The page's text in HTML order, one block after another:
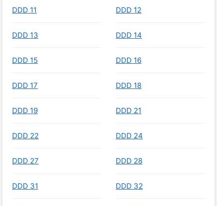
DDD 11 DDD 12
DDD 13 DDD 14
DDD 15 DDD 16
DDD 17 DDD 18
DDD 19 DDD 21
DDD 22 DDD 24
DDD 27 DDD 28
DDD 31 DDD 32